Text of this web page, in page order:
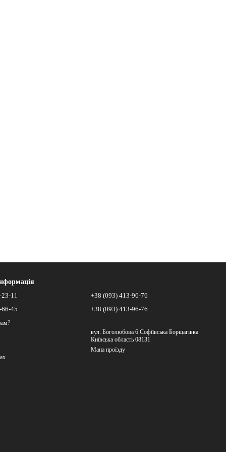
23-11
66-45
+38 (093) 413-96-76
+38 (093) 413-96-76
вул. Боголюбова 6 Софіївська Борщагівка
Київська область 08131
Мапа проїзду